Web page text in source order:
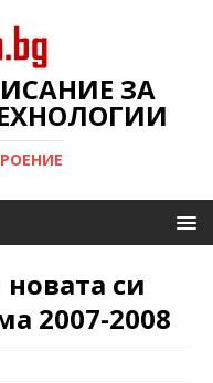
ЗА
новата си
2007-2008